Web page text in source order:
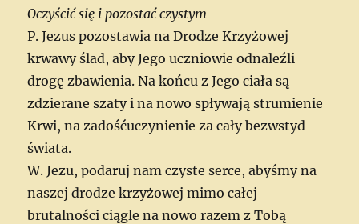
Oczyścić się i pozostać czystym
P. Jezus pozostawia na Drodze Krzyżowej
krwawy ślad, aby Jego uczniowie odnaleźli
drogę zbawienia. Na końcu z Jego ciała są
zdzierane szaty i na nowo spływają strumienie
Krwi, na zadośćuczynienie za cały bezwstyd
świata.
W. Jezu, podaruj nam czyste serce, abyśmy na
naszej drodze krzyżowej mimo całej
brutalności ciągle na nowo razem z Tobą